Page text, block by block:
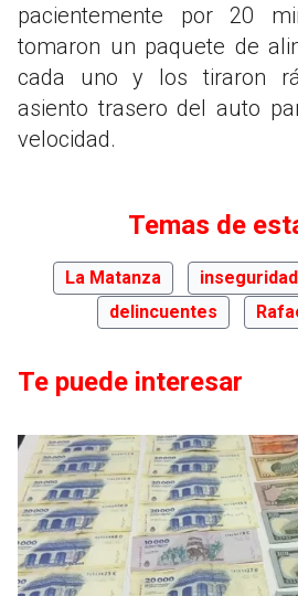
pacientemente por 20
tomaron un paquete de
cada uno y los tiraron
asiento trasero del auto
velocidad.
Temas de
La Matanza inseguridad
delincuentes
Te puede interesar